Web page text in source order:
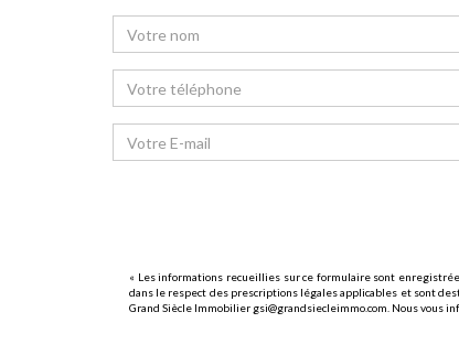
« Les informations recueillies sur ce formulaire sont
dans le respect des prescriptions légales applicables et sont
Grand Siècle Immobilier gsi@grandsiecleimmo.com. Nous vous